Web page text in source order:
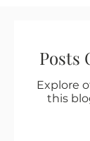
Posts
Explore
this